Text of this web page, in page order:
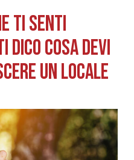
TI SENTI
DICO COSA DEVI
UN LOCALE